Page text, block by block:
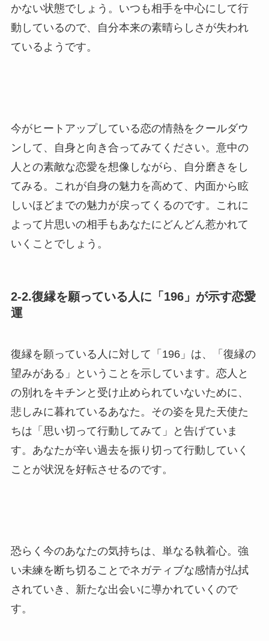
かない状態でしょう。いつも相手を中心にして行
動しているので、自分本来の素晴らしさが失われ
ているようです。
今がヒートアップしている恋の情熱をクールダウ
ンして、自身と向き合ってみてください。意中の
人との素敵な恋愛を想像しながら、自分磨きをし
てみる。これが自身の魅力を高めて、内面から眩
しいほどまでの魅力が戻ってくるのです。これに
よって片思いの相手もあなたにどんどん惹かれて
いくことでしょう。
2-2.復縁を願っている人に「196」が示す恋愛
運
復縁を願っている人に対して「196」は、「復縁の
望みがある」ということを示しています。恋人と
の別れをキチンと受け止められていないために、
悲しみに暮れているあなた。その姿を見た天使た
ちは「思い切って行動してみて」と告げていま
す。あなたが辛い過去を振り切って行動していく
ことが状況を好転させるのです。
恐らく今のあなたの気持ちは、単なる執着心。強
い未練を断ち切ることでネガティブな感情が払拭
されていき、新たな出会いに導かれていくので
す。